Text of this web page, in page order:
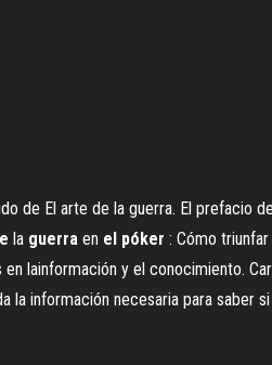
de El arte de la guerra. El prefacio
la guerra en el póker : Cómo triunfar
lainformación y el conocimiento.
la información necesaria para saber